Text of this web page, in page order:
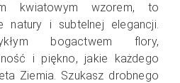
kwiatowym wzorem, to
natury i subtelnej elegancji.
bogactwem flory,
i piękno, jakie każdego
Ziemia. Szukasz drobnego